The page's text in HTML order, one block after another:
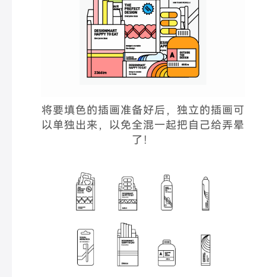
将要填色的插画准备好后，独立的插画可
以单独出来，以免全混一起把自己给弄晕
了！